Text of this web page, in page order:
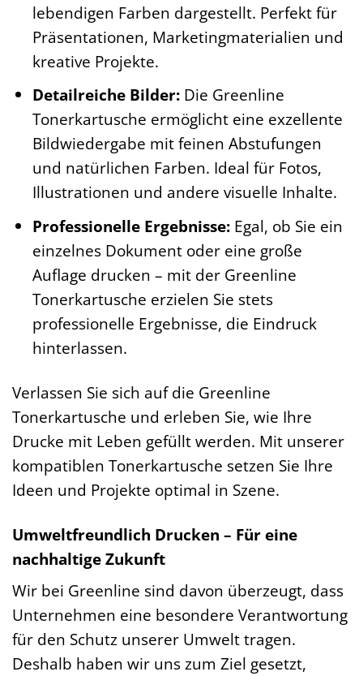
lebendigen Farben dargestellt. Perfekt für
Präsentationen, Marketingmaterialien und
kreative Projekte.
Detailreiche Bilder:Die Greenline
Tonerkartusche ermöglicht eine exzellente
Bildwiedergabe mit feinen Abstufungen
und natürlichen Farben. Ideal für Fotos,
Illustrationen und andere visuelle Inhalte.
Professionelle Ergebnisse:Egal, ob Sie ein
einzelnes Dokument oder eine große
Auflage drucken – mit der Greenline
Tonerkartusche erzielen Sie stets
professionelle Ergebnisse, die Eindruck
hinterlassen.
Verlassen Sie sich auf die Greenline
Tonerkartusche und erleben Sie, wie Ihre
Drucke mit Leben gefüllt werden. Mit unserer
kompatiblen Tonerkartusche setzen Sie Ihre
Ideen und Projekte optimal in Szene.
Umweltfreundlich Drucken – Für eine
nachhaltige Zukunft
Wir bei Greenline sind davon überzeugt, dass
Unternehmen eine besondere Verantwortung
für den Schutz unserer Umwelt tragen.
Deshalb haben wir uns zum Ziel gesetzt,